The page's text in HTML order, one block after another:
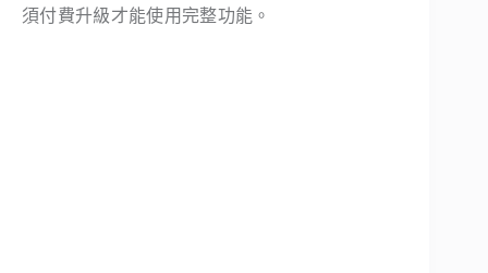
須付費升級才能使用完整功能。